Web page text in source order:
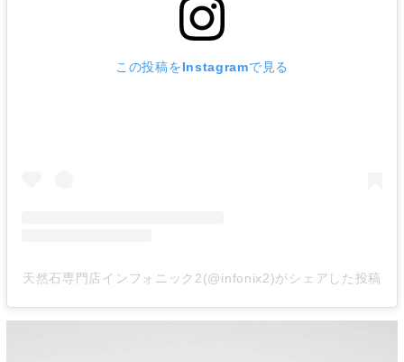
この投稿をInstagramで見る
天然石専門店インフォニック2(@infonix2)がシェアした投稿